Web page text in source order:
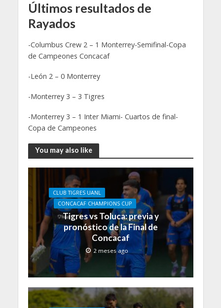
Últimos resultados de
Rayados
-Columbus Crew 2 – 1 Monterrey-Semifinal-Copa
de Campeones Concacaf
-León 2 – 0 Monterrey
-Monterrey 3 – 3 Tigres
-Monterrey 3 – 1 Inter Miami- Cuartos de final-
Copa de Campeones
You may also like
CLUB TIGRES UANL
CONCACAF CHAMPIONS CUP
Tigres vs Toluca: previa y
pronóstico de la Final de
Concacaf
2 meses ago